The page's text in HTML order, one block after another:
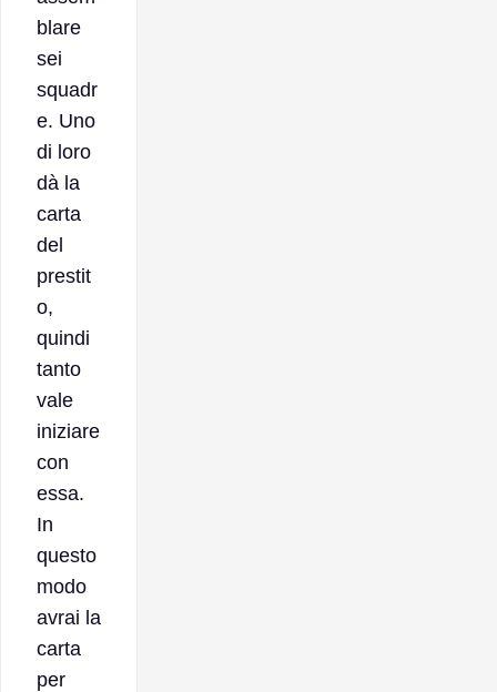
blare
sei
squadr
e. Uno
di loro
dà la
carta
del
prestit
o,
quindi
tanto
vale
iniziare
con
essa.
In
questo
modo
avrai la
carta
per